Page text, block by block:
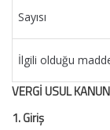
Sayısı
İlgili olduğu
VERGİ USUL
1. Giriş